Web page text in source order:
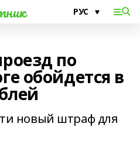
по
обойдется в
новый штраф для